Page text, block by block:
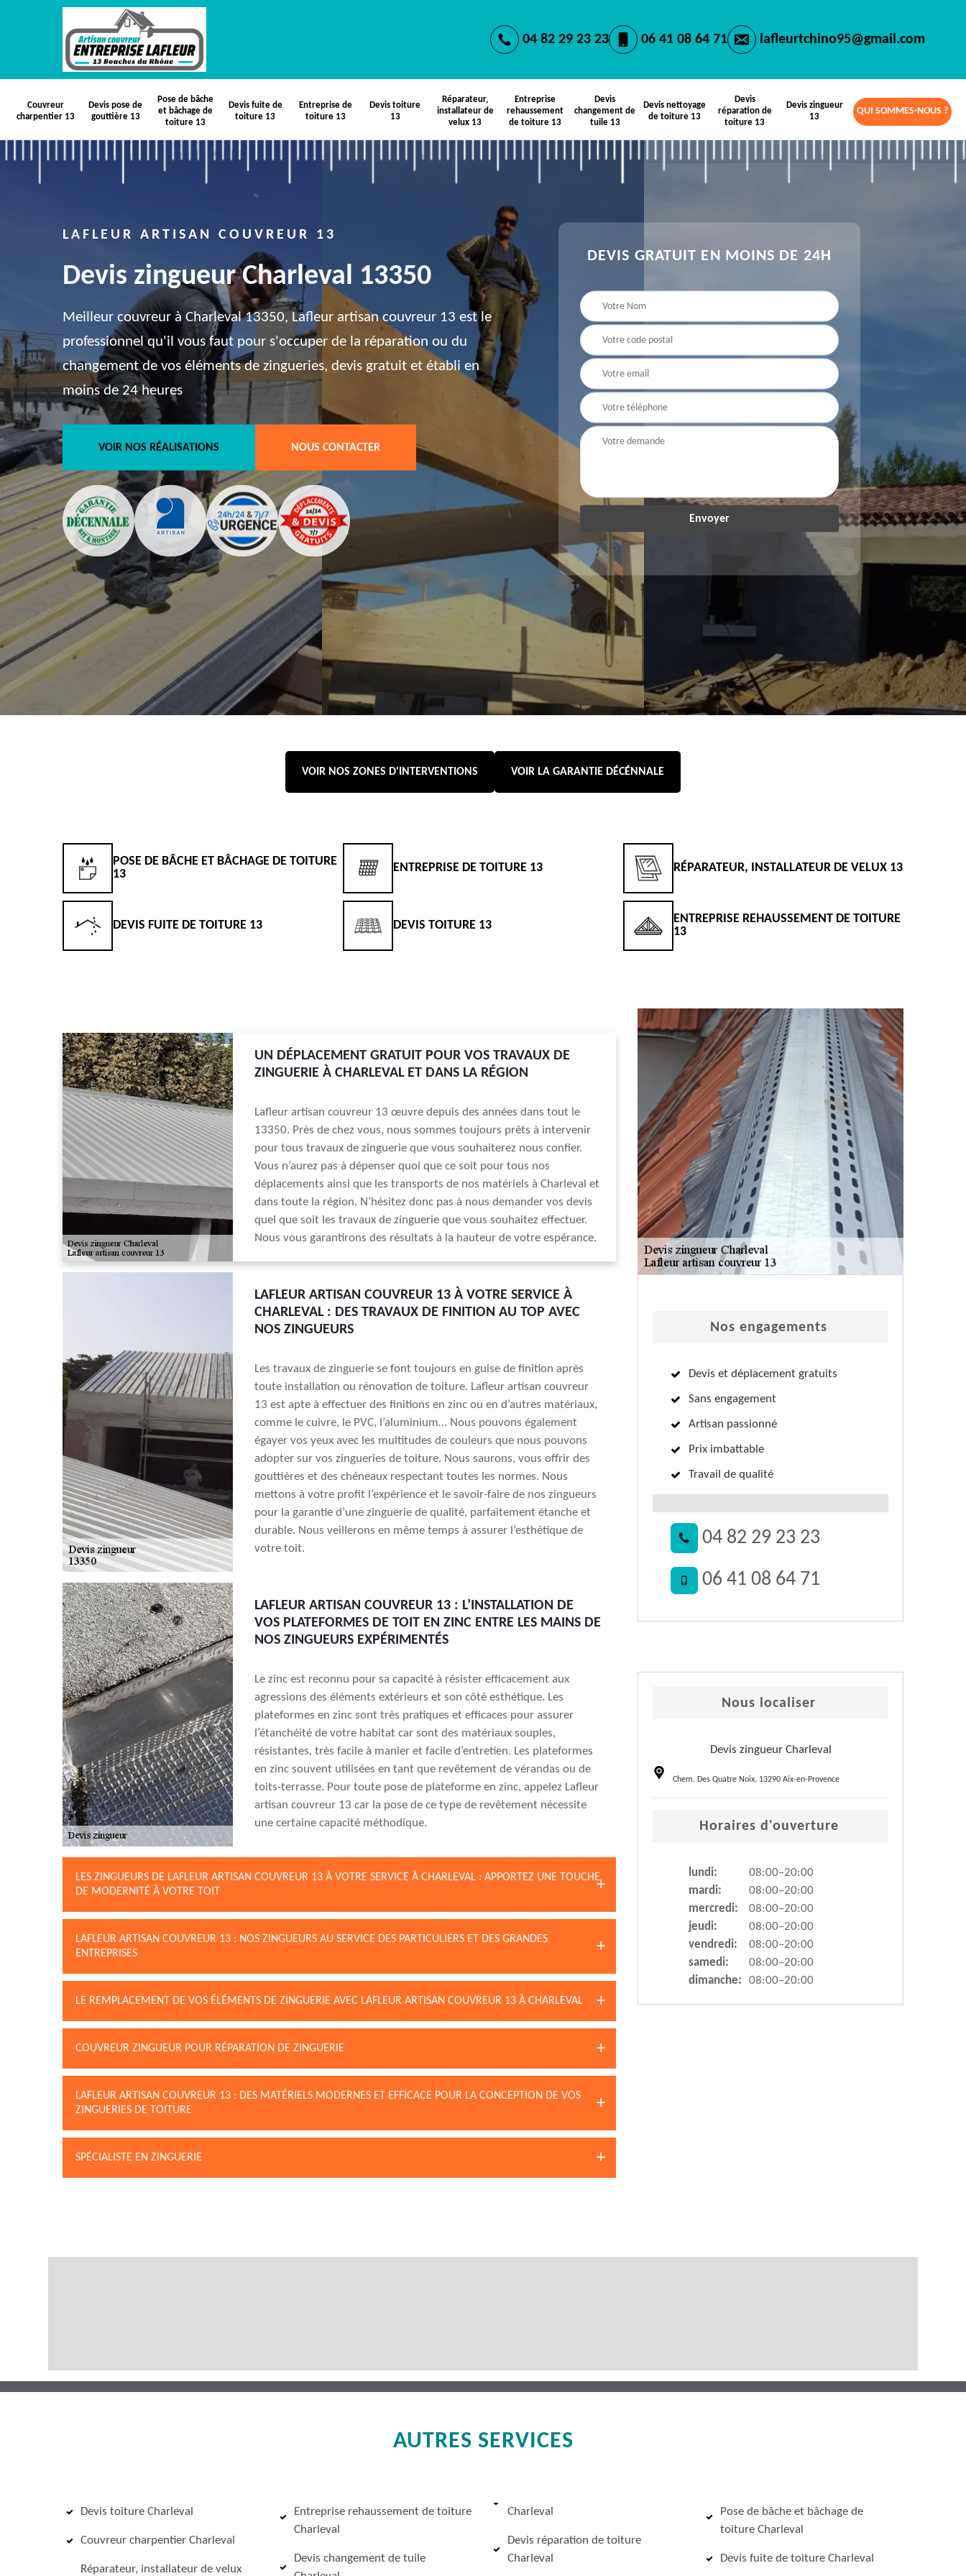
04 82 29 23 23 06 41 08 64 71 lafleurtchino95@gmail.com
Couvreur
charpentier 13
Devis pose de
gouttière 13
Pose de bâche
et bâchage de
toiture 13
Devis fuite de
toiture 13
Entreprise de
toiture 13
Devis toiture
13
Réparateur,
installateur de
velux 13
Entreprise
rehaussement
de toiture 13
Devis
changement de
tuile 13
Devis nettoyage
de toiture 13
Devis
réparation de
toiture 13
Devis zingueur
13
QUI SOMMES-NOUS ?
LAFLEUR ARTISAN COUVREUR 13
Devis zingueur Charleval 13350
Meilleur couvreur à Charleval 13350, Lafleur artisan couvreur 13 est le
professionnel qu'il vous faut pour s'occuper de la réparation ou du
changement de vos éléments de zingueries, devis gratuit et établi en
moins de 24 heures
VOIR NOS RÉALISATIONS NOUS CONTACTER
DEVIS GRATUIT EN MOINS DE 24H
VOIR NOS ZONES D'INTERVENTIONS VOIR LA GARANTIE DÉCÉNNALE
POSE DE BÂCHE ET BÂCHAGE DE TOITURE
13
DEVIS FUITE DE TOITURE 13
ENTREPRISE DE TOITURE 13
DEVIS TOITURE 13
RÉPARATEUR, INSTALLATEUR DE VELUX 13
ENTREPRISE REHAUSSEMENT DE TOITURE
13
UN DÉPLACEMENT GRATUIT POUR VOS TRAVAUX DE
ZINGUERIE À CHARLEVAL ET DANS LA RÉGION
Lafleur artisan couvreur 13 œuvre depuis des années dans tout le
13350. Près de chez vous, nous sommes toujours prêts à intervenir
pour tous travaux de zinguerie que vous souhaiterez nous confier.
Vous n’aurez pas à dépenser quoi que ce soit pour tous nos
déplacements ainsi que les transports de nos matériels à Charleval et
dans toute la région. N’hésitez donc pas à nous demander vos devis
quel que soit les travaux de zinguerie que vous souhaitez effectuer.
Nous vous garantirons des résultats à la hauteur de votre espérance.
LAFLEUR ARTISAN COUVREUR 13 À VOTRE SERVICE À
CHARLEVAL : DES TRAVAUX DE FINITION AU TOP AVEC
NOS ZINGUEURS
Les travaux de zinguerie se font toujours en guise de finition après
toute installation ou rénovation de toiture. Lafleur artisan couvreur
13 est apte à effectuer des finitions en zinc ou en d’autres matériaux,
comme le cuivre, le PVC, l’aluminium… Nous pouvons également
égayer vos yeux avec les multitudes de couleurs que nous pouvons
adopter sur vos zingueries de toiture. Nous saurons, vous offrir des
gouttières et des chéneaux respectant toutes les normes. Nous
mettons à votre profit l’expérience et le savoir-faire de nos zingueurs
pour la garantie d’une zinguerie de qualité, parfaitement étanche et
durable. Nous veillerons en même temps à assurer l’esthétique de
votre toit.
LAFLEUR ARTISAN COUVREUR 13 : L’INSTALLATION DE
VOS PLATEFORMES DE TOIT EN ZINC ENTRE LES MAINS DE
NOS ZINGUEURS EXPÉRIMENTÉS
Le zinc est reconnu pour sa capacité à résister efficacement aux
agressions des éléments extérieurs et son côté esthétique. Les
plateformes en zinc sont très pratiques et efficaces pour assurer
l’étanchéité de votre habitat car sont des matériaux souples,
résistantes, très facile à manier et facile d’entretien. Les plateformes
en zinc souvent utilisées en tant que revêtement de vérandas ou de
toits-terrasse. Pour toute pose de plateforme en zinc, appelez Lafleur
artisan couvreur 13 car la pose de ce type de revêtement nécessite
une certaine capacité méthodique.
LES ZINGUEURS DE LAFLEUR ARTISAN COUVREUR 13 À VOTRE SERVICE À CHARLEVAL : APPORTEZ UNE TOUCHE
DE MODERNITÉ À VOTRE TOIT
LAFLEUR ARTISAN COUVREUR 13 : NOS ZINGUEURS AU SERVICE DES PARTICULIERS ET DES GRANDES
ENTREPRISES
LE REMPLACEMENT DE VOS ÉLÉMENTS DE ZINGUERIE AVEC LAFLEUR ARTISAN COUVREUR 13 À CHARLEVAL
COUVREUR ZINGUEUR POUR RÉPARATION DE ZINGUERIE
LAFLEUR ARTISAN COUVREUR 13 : DES MATÉRIELS MODERNES ET EFFICACE POUR LA CONCEPTION DE VOS
ZINGUERIES DE TOITURE
SPÉCIALISTE EN ZINGUERIE
Nos engagements
Devis et déplacement gratuits
Sans engagement
Artisan passionné
Prix imbattable
Travail de qualité
04 82 29 23 23
06 41 08 64 71
Nous localiser
Devis zingueur Charleval
Chem. Des Quatre Noix, 13290 Aix-en-Provence
Horaires d'ouverture
lundi:
08:00–20:00
mardi:
08:00–20:00
mercredi:
08:00–20:00
jeudi:
08:00–20:00
vendredi:
08:00–20:00
samedi:
08:00–20:00
dimanche:
08:00–20:00
AUTRES SERVICES
Devis toiture Charleval
Couvreur charpentier Charleval
Réparateur, installateur de velux
Entreprise rehaussement de toiture
Charleval
Devis changement de tuile
Charleval
Devis réparation de toiture
Charleval
Pose de bâche et bâchage de
toiture Charleval
Devis fuite de toiture Charleval